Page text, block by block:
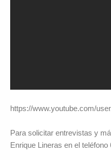
https://www.youtube.com/
Para solicitar entrevistas y
Enrique Lineras en el teléfono